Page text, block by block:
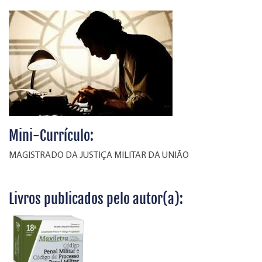
Mini-Currículo:
MAGISTRADO DA JUSTIÇA MILITAR DA UNIÃO
Livros publicados pelo autor(a):